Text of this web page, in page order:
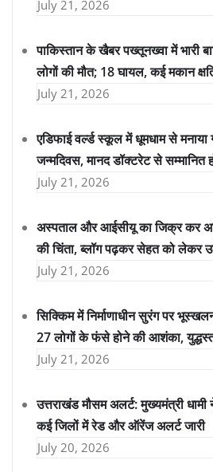
July 21, 2026
पाकिस्तान के खैबर पख्तूनख्वा में भारी
लोगों की मौत; 18 घायल, कई मकान
July 21, 2026
एडिफाई वर्ल्ड स्कूल में धूमधाम से
जन्मदिवस, मानद डॉक्टरेट से
July 21, 2026
अस्पताल और आईसीयू का जिक्र कर
की चिंता, ब्लॉग पढ़कर सेहत को लेकर
July 21, 2026
सिक्किम में निर्माणाधीन सुरंग पर
27 लोगों के फंसे होने की आशंका,
July 21, 2026
उत्तराखंड मौसम अलर्ट: मुख्यमंत्री धामी
कई जिलों में रेड और ऑरेंज अलर्ट जारी
July 20, 2026